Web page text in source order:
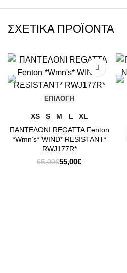
ΣΧΕΤΙΚΆ ΠΡΟΪΌΝΤΑ
ΕΠΙΛΟΓΉ
XS S M L
XL
ΠΑΝΤΕΛΟΝΙ REGATTA Fenton
*Wmn’s* WIND* RESISTANT*
RWJ177R*
65,00€Original
55,00€Η